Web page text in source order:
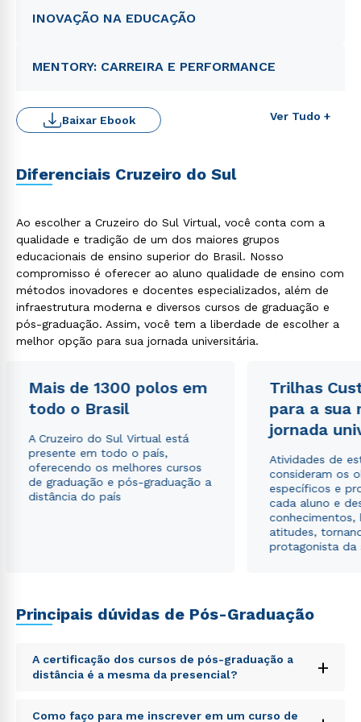
INOVAÇÃO NA EDUCAÇÃO
MENTORY: CARREIRA E PERFORMANCE
Ver Tudo +
Baixar Ebook
Diferenciais Cruzeiro do Sul
Ao escolher a Cruzeiro do Sul Virtual, você conta com a
qualidade e tradição de um dos maiores grupos
educacionais de ensino superior do Brasil. Nosso
compromisso é oferecer ao aluno qualidade de ensino com
métodos inovadores e docentes especializados, além de
infraestrutura moderna e diversos cursos de graduação e
pós-graduação. Assim, você tem a liberdade de escolher a
melhor opção para sua jornada universitária.
Mais de 1300 polos em
todo o Brasil
A Cruzeiro do Sul Virtual está
presente em todo o país,
oferecendo os melhores cursos
de graduação e pós-graduação a
distância do país
Trilhas
para a sua
jornada
Atividades de
consideram os
específicos e
cada aluno e
conhecimentos,
atitudes,
protagonista da
Principais dúvidas de Pós-Graduação
A certificação dos cursos de pós-graduação a
distância é a mesma da presencial?
+
Sed ut perspiciatis unde omnis iste natus error sit
Como faço para me inscrever em um curso de
ou
Estou de acordo com aPolítica de Privacidade.
e
autorizo que meus dados sejam utilizados para o
envio de conteúdos da Cruzeiro do Sul.